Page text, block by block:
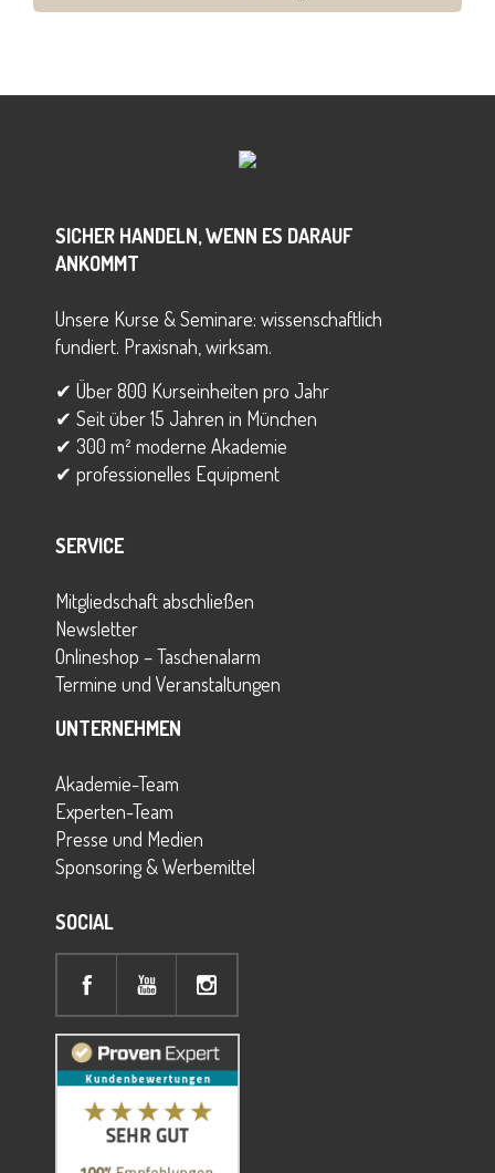
SICHER HANDELN, WENN ES DARAUF
ANKOMMT
Unsere Kurse & Seminare: wissenschaftlich
fundiert. Praxisnah, wirksam.
✔ Über 800 Kurseinheiten pro Jahr
✔ Seit über 15 Jahren in München
✔ 300 m² moderne Akademie
✔ professionelles Equipment
SERVICE
Mitgliedschaft abschließen
Newsletter
Onlineshop – Taschenalarm
Termine und Veranstaltungen
UNTERNEHMEN
Akademie-Team
Experten-Team
Presse und Medien
Sponsoring & Werbemittel
SOCIAL